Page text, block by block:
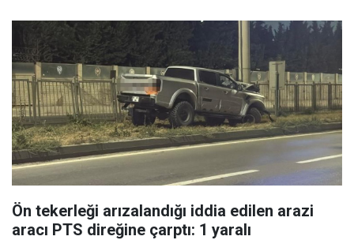
Ön tekerleği arızalandığı iddia edilen arazi
aracı PTS direğine çarptı: 1 yaralı